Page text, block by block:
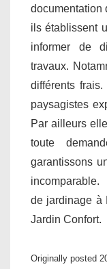
documentation
ils établissent
informer de
travaux.
différents
paysagistes
Par ailleurs
toute
garantissons
incomparable.
de jardinage à
Jardin Confort.
Originally posted